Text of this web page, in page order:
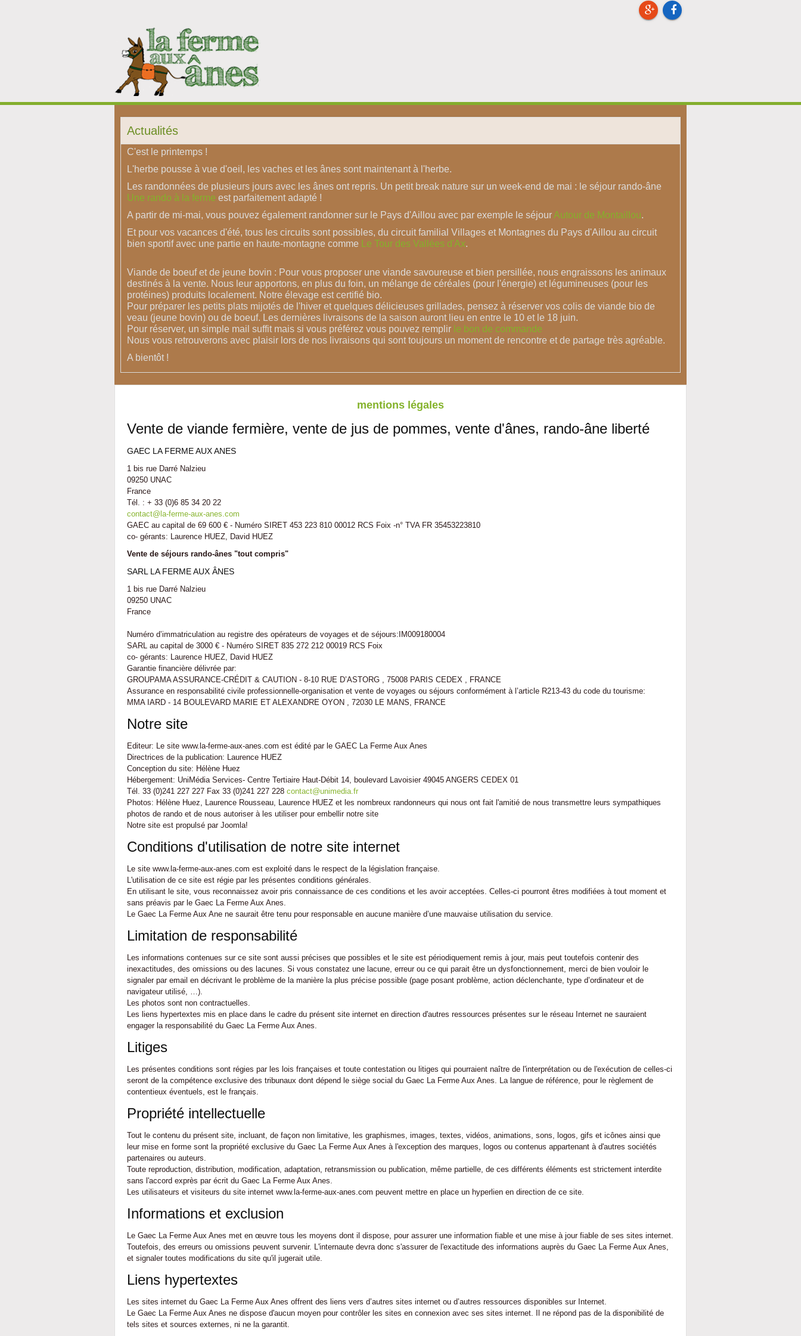
Actualités
C'est le printemps !
L'herbe pousse à vue d'oeil, les vaches et les ânes sont maintenant à l'herbe.
Les randonnées de plusieurs jours avec les ânes ont repris. Un petit break nature sur un week-end de mai : le séjour rando-âne
Une rando à la ferme est parfaitement adapté !
A partir de mi-mai, vous pouvez également randonner sur le Pays d'Aillou avec par exemple le séjour Autour de Montaillou.
Et pour vos vacances d'été, tous les circuits sont possibles, du circuit familial Villages et Montagnes du Pays d'Aillou au circuit
bien sportif avec une partie en haute-montagne comme
Le Tour des Vallées d'Ax.
Viande de boeuf et de jeune bovin : Pour vous proposer une viande savoureuse et bien persillée, nous engraissons les animaux
destinés à la vente. Nous leur apportons, en plus du foin, un mélange de céréales (pour l'énergie) et légumineuses (pour les
protéines) produits localement. Notre élevage est certifié bio.
Pour préparer les petits plats mijotés de l'hiver et quelques délicieuses grillades, pensez à réserver vos colis de viande bio de
veau (jeune bovin) ou de boeuf. Les dernières livraisons de la saison auront lieu en entre le 10 et le 18 juin.
Pour réserver, un simple mail suffit mais si vous préférez vous pouvez remplir le bon de commande
Nous vous retrouverons avec plaisir lors de nos livraisons qui sont toujours un moment de rencontre et de partage très agréable.
A bientôt !
mentions légales
Vente de viande fermière, vente de jus de pommes, vente d'ânes, rando-âne liberté
GAEC LA FERME AUX ANES
1 bis rue Darré Nalzieu
09250 UNAC
France
Tél. : + 33 (0)6 85 34 20 22
contact@la-ferme-aux-anes.com
GAEC au capital de 69 600 € - Numéro SIRET 453 223 810 00012 RCS Foix -n° TVA FR 35453223810
co- gérants: Laurence HUEZ, David HUEZ
Vente de séjours rando-ânes "tout compris"
SARL LA FERME AUX ÂNES
1 bis rue Darré Nalzieu
09250 UNAC
France
Numéro d’immatriculation au registre des opérateurs de voyages et de séjours:IM009180004
SARL au capital de 3000 € - Numéro SIRET 835 272 212 00019 RCS Foix
co- gérants: Laurence HUEZ, David HUEZ
Garantie financière délivrée par:
GROUPAMA ASSURANCE-CRÉDIT & CAUTION - 8-10 RUE D’ASTORG , 75008 PARIS CEDEX , FRANCE
Assurance en responsabilité civile professionnelle-organisation et vente de voyages ou séjours conformément à l’article R213-43 du code du tourisme:
MMA IARD - 14 BOULEVARD MARIE ET ALEXANDRE OYON , 72030 LE MANS, FRANCE
Notre site
Editeur: Le site www.la-ferme-aux-anes.com est édité par le GAEC La Ferme Aux Anes
Directrices de la publication: Laurence HUEZ
Conception du site: Hélène Huez
Hébergement: UniMédia Services- Centre Tertiaire Haut-Débit 14, boulevard Lavoisier 49045 ANGERS CEDEX 01
Tél. 33 (0)241 227 227 Fax 33 (0)241 227 228 contact@unimedia.fr
Photos: Hélène Huez, Laurence Rousseau, Laurence HUEZ et les nombreux randonneurs qui nous ont fait l'amitié de nous transmettre leurs sympathiques
photos de rando et de nous autoriser à les utiliser pour embellir notre site
Notre site est propulsé par Joomla!
Conditions d'utilisation de notre site internet
Le site www.la-ferme-aux-anes.com est exploité dans le respect de la législation française.
L'utilisation de ce site est régie par les présentes conditions générales.
En utilisant le site, vous reconnaissez avoir pris connaissance de ces conditions et les avoir acceptées. Celles-ci pourront êtres modifiées à tout moment et
sans préavis par le Gaec La Ferme Aux Anes.
Le Gaec La Ferme Aux Ane ne saurait être tenu pour responsable en aucune manière d’une mauvaise utilisation du service.
Limitation de responsabilité
Les informations contenues sur ce site sont aussi précises que possibles et le site est périodiquement remis à jour, mais peut toutefois contenir des
inexactitudes, des omissions ou des lacunes. Si vous constatez une lacune, erreur ou ce qui parait être un dysfonctionnement, merci de bien vouloir le
signaler par email en décrivant le problème de la manière la plus précise possible (page posant problème, action déclenchante, type d’ordinateur et de
navigateur utilisé, …).
Les photos sont non contractuelles.
Les liens hypertextes mis en place dans le cadre du présent site internet en direction d'autres ressources présentes sur le réseau Internet ne sauraient
engager la responsabilité du Gaec La Ferme Aux Anes.
Litiges
Les présentes conditions sont régies par les lois françaises et toute contestation ou litiges qui pourraient naître de l'interprétation ou de l'exécution de celles-ci
seront de la compétence exclusive des tribunaux dont dépend le siège social du Gaec La Ferme Aux Anes. La langue de référence, pour le règlement de
contentieux éventuels, est le français.
Propriété intellectuelle
Tout le contenu du présent site, incluant, de façon non limitative, les graphismes, images, textes, vidéos, animations, sons, logos, gifs et icônes ainsi que
leur mise en forme sont la propriété exclusive du Gaec La Ferme Aux Anes à l'exception des marques, logos ou contenus appartenant à d'autres sociétés
partenaires ou auteurs.
Toute reproduction, distribution, modification, adaptation, retransmission ou publication, même partielle, de ces différents éléments est strictement interdite
sans l'accord exprès par écrit du Gaec La Ferme Aux Anes.
Les utilisateurs et visiteurs du site internet www.la-ferme-aux-anes.com peuvent mettre en place un hyperlien en direction de ce site.
Informations et exclusion
Le Gaec La Ferme Aux Anes met en œuvre tous les moyens dont il dispose, pour assurer une information fiable et une mise à jour fiable de ses sites internet.
Toutefois, des erreurs ou omissions peuvent survenir. L'internaute devra donc s'assurer de l'exactitude des informations auprès du Gaec La Ferme Aux Anes,
et signaler toutes modifications du site qu'il jugerait utile.
Liens hypertextes
Les sites internet du Gaec La Ferme Aux Anes offrent des liens vers d’autres sites internet ou d’autres ressources disponibles sur Internet.
Le Gaec La Ferme Aux Anes ne dispose d'aucun moyen pour contrôler les sites en connexion avec ses sites internet. Il ne répond pas de la disponibilité de
tels sites et sources externes, ni ne la garantit.